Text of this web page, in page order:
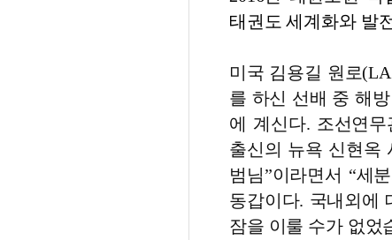
태권도 세계화와 발
미국 김용길 원로
를 하신 선배 중 해
에 계신다. 조선연
출신의 뉴욕 신현옥
범님”이라면서 “세
동갑이다. 국내외에
잠을 이룰 수가 없었